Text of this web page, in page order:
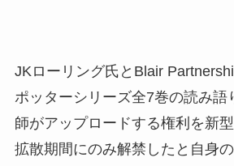
JKローリング氏とBlair
ポッターシリーズ全7巻の読み語
師がアップロードする権利を新
拡散期間にのみ解禁したと自身